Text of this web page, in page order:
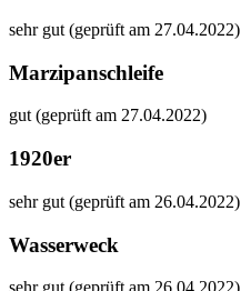
sehr gut (geprüft am 27.04.2022)
Marzipanschleife
gut (geprüft am 27.04.2022)
1920er
sehr gut (geprüft am 26.04.2022)
Wasserweck